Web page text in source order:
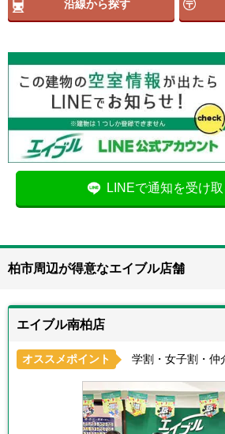
沿線から探す
LINEで通知を受け
柏市周辺が得意なエイブル店舗
エイブル南柏店
オススメポイント 学割・女子割・仲